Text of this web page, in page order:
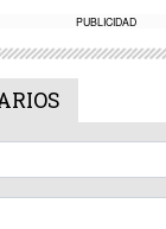
PUBLICIDAD